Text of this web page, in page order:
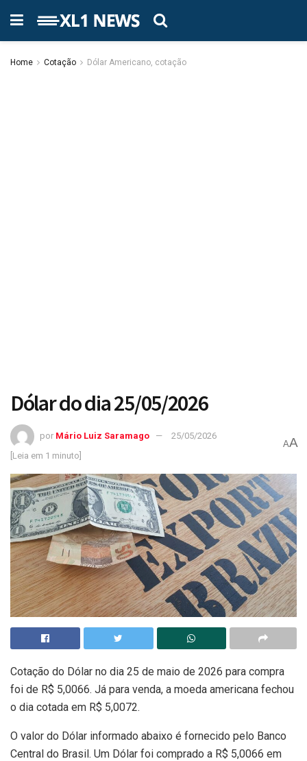
Home Cotação Dólar Americano, cotação
Dólar do dia 25/05/2026
por Mário Luiz Saramago
25/05/2026
[Leia em 1 minuto]
AA
Cotação do Dólar no dia 25 de maio de 2026 para compra
foi de R$ 5,0066. Já para venda, a moeda americana fechou
o dia cotada em R$ 5,0072.
O valor do Dólar informado abaixo é fornecido pelo Banco
Central do Brasil. Um Dólar foi comprado a R$ 5,0066 em